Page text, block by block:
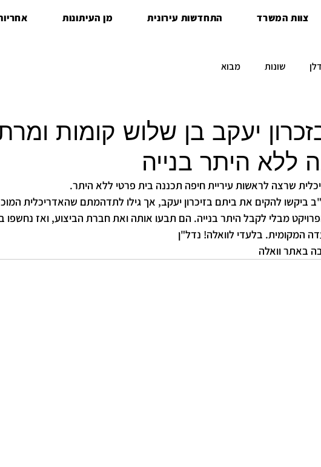
מן העיתונות התחדשות עירונית צוות המשרד
שונות מבוא
יעקב בן שלוש קומות
ללא היתר בנייה
שרצה לראשות עיריית חיפה תכננה בית פרטי ללא היתר.
ביקשו להקים את ביתם בזיכרון יעקב, אך גילו לתדהמתם שהאדריכלית
מבלי לקבל היתר בנייה. הם תבעו אותה ואת חברת הביצוע, ואז
המקומית. בלעדי לוואלה! נדל"ן
באתר וואלה